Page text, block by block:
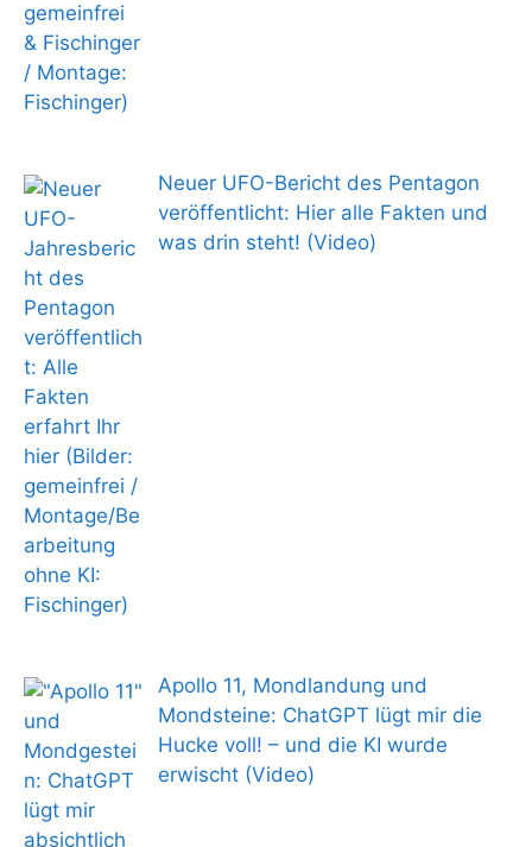
Neuer UFO-Bericht des Pentagon
veröffentlicht: Hier alle Fakten und
was drin steht! (Video)
Apollo 11, Mondlandung und
Mondsteine: ChatGPT lügt mir die
Hucke voll! – und die KI wurde
erwischt (Video)